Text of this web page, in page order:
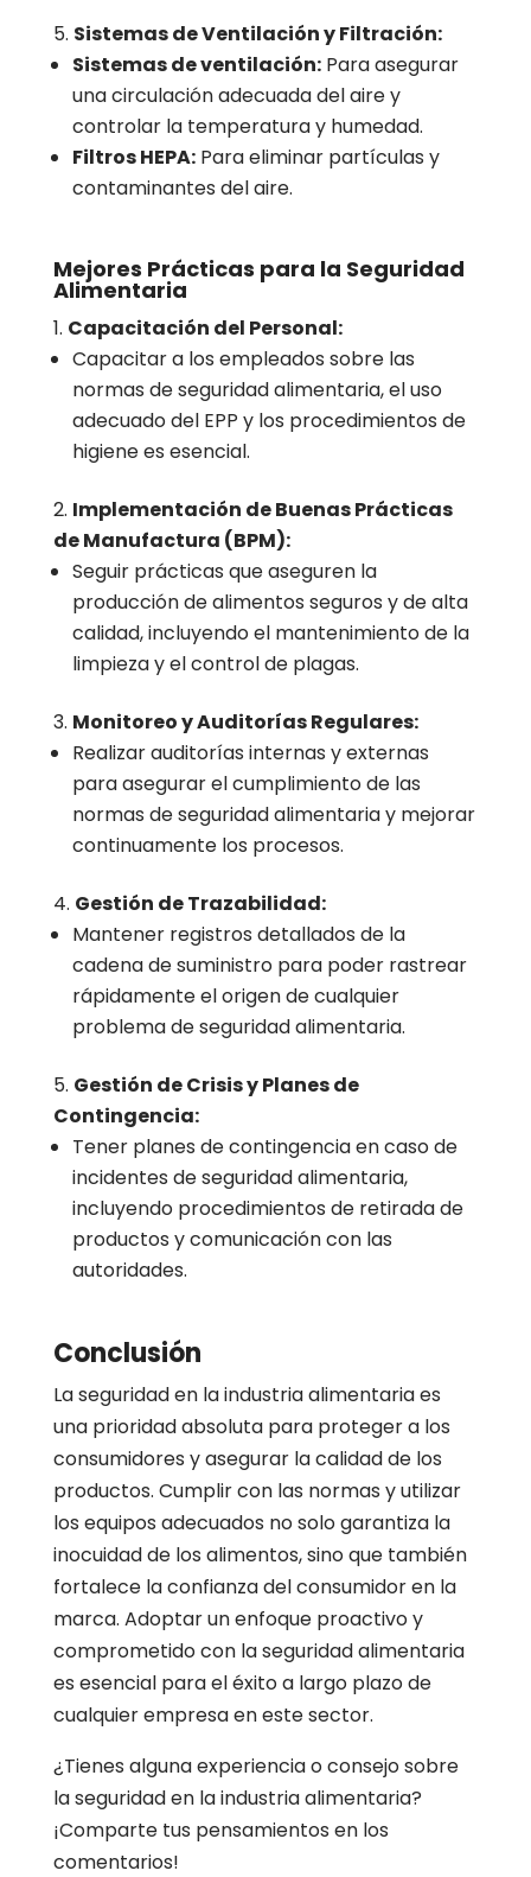
Sistemas de Ventilación y Filtración:
Sistemas de ventilación:Para asegurar
una circulación adecuada del aire y
controlar la temperatura y humedad.
Filtros HEPA:Para eliminar partículas y
contaminantes del aire.
Mejores Prácticas para la Seguridad
Alimentaria
Capacitación del Personal:
Capacitar a los empleados sobre las
normas de seguridad alimentaria, el uso
adecuado del EPP y los procedimientos de
higiene es esencial.
Implementación de Buenas Prácticas
de Manufactura (BPM):
Seguir prácticas que aseguren la
producción de alimentos seguros y de alta
calidad, incluyendo el mantenimiento de la
limpieza y el control de plagas.
Monitoreo y Auditorías Regulares:
Realizar auditorías internas y externas
para asegurar el cumplimiento de las
normas de seguridad alimentaria y mejorar
continuamente los procesos.
Gestión de Trazabilidad:
Mantener registros detallados de la
cadena de suministro para poder rastrear
rápidamente el origen de cualquier
problema de seguridad alimentaria.
Gestión de Crisis y Planes de
Contingencia:
Tener planes de contingencia en caso de
incidentes de seguridad alimentaria,
incluyendo procedimientos de retirada de
productos y comunicación con las
autoridades.
Conclusión
La seguridad en la industria alimentaria es
una prioridad absoluta para proteger a los
consumidores y asegurar la calidad de los
productos. Cumplir con las normas y utilizar
los equipos adecuados no solo garantiza la
inocuidad de los alimentos, sino que también
fortalece la confianza del consumidor en la
marca. Adoptar un enfoque proactivo y
comprometido con la seguridad alimentaria
es esencial para el éxito a largo plazo de
cualquier empresa en este sector.
¿Tienes alguna experiencia o consejo sobre
la seguridad en la industria alimentaria?
¡Comparte tus pensamientos en los
comentarios!